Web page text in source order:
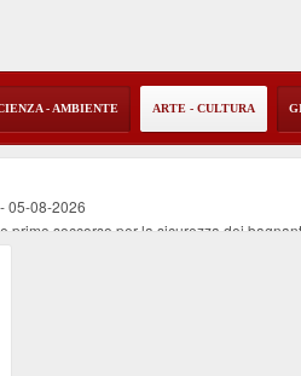
- AMBIENTE ARTE - CULTURA
-05-08-2026
primo soccorso per la sicurezza dei
approda al Museo Bolano
antichi vigneti e mulini
traversata con la nave “Pietro Orseolo”